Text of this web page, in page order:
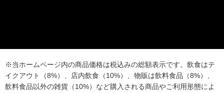
※当ホームページ内の商品価格は税込みの総額表示です。飲食はテ
イクアウト（8%）、店内飲食（10%）、物販は飲料食品（8%）、
飲料食品以外の雑貨（10%）など購入される商品やご利用形態によ